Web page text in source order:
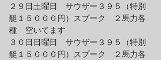
２９日土曜日　サウザー３９５（特別
艇１５０００円）スプーク　２馬力各
種　空いてます
３０日日曜日　サウザー３９５（特別
艇１５０００円）スプーク　２馬力各